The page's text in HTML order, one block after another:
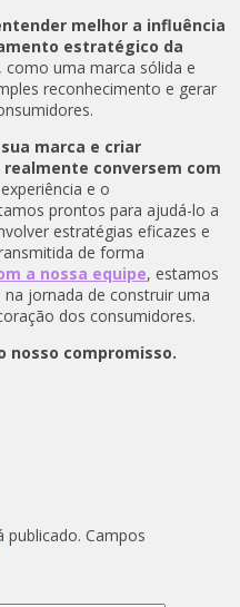
melhor a influência
estratégico da
como uma marca sólida e
reconhecimento e gerar
marca e criar
conversem com
e o
prontos para ajudá-lo a
estratégias eficazes e
de forma
a nossa equipe, estamos
jornada de construir uma
dos consumidores.
nosso compromisso.
publicado. Campos